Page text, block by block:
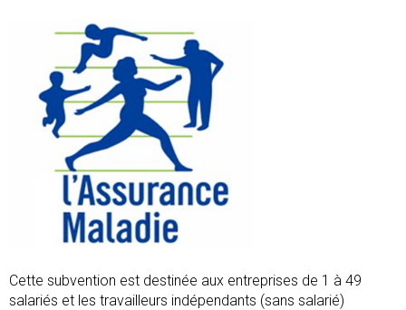
Cette subvention est destinée aux entreprises de 1 à 49
salariés et les travailleurs indépendants (sans salarié)